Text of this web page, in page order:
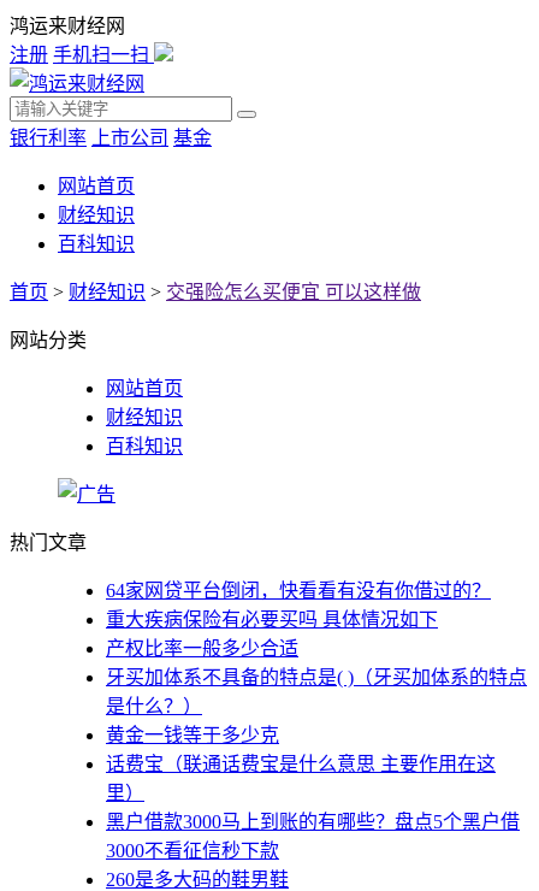
鸿运来财经网
注册 手机扫一扫
银行利率 上市公司 基金
网站首页
财经知识
百科知识
首页 > 财经知识 > 交强险怎么买便宜 可以这样做
网站分类
网站首页
财经知识
百科知识
热门文章
64家网贷平台倒闭，快看看有没有你借过的？
重大疾病保险有必要买吗 具体情况如下
产权比率一般多少合适
牙买加体系不具备的特点是( )（牙买加体系的特点
是什么？）
黄金一钱等于多少克
话费宝（联通话费宝是什么意思 主要作用在这
里）
黑户借款3000马上到账的有哪些？盘点5个黑户借
3000不看征信秒下款
260是多大码的鞋男鞋